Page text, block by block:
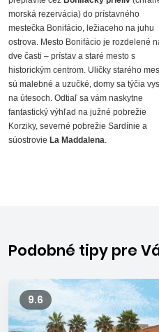
Ružová symbolizuje
modrá more a oblohu,
Sardínii sa hovorí aj ako o
krásu pláží úzkostlivo strážia
Tento zabudnutý raj objavili
súčastnosti tu radi zavítajú aj
pobreží Costa Smeralda s
sídli talianska i svetová
Sardíniu a splňte si svoj sen
Badesi
Toto malé mestečko,
morská rezervácia) do prístavného
mestečka Bonifácio, ležiaceho na juhu
ostrova. Mesto Bonifácio je rozdelené
dve časti – prístav a staré mesto s
historickým centrom. Uličky starého
sú malebné a uzučké, domy sa týčia
na útesoch. Odtiaľ sa vám naskytne
fantastický výhľad na južné pobrežie
Korziky, severné pobrežie Sardínie a
súostrovie La Maddalena.
Podobné tipy pre
9.6